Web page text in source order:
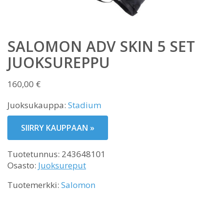
SALOMON ADV SKIN 5 SET
JUOKSUREPPU
160,00 €
Juoksukauppa: Stadium
SIIRRY KAUPPAAN »
Tuotetunnus: 243648101
Osasto: Juoksureput
Tuotemerkki: Salomon